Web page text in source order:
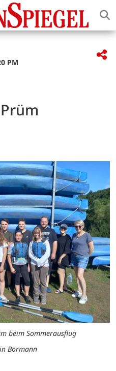
PM
beim Sommerausflug
Bormann